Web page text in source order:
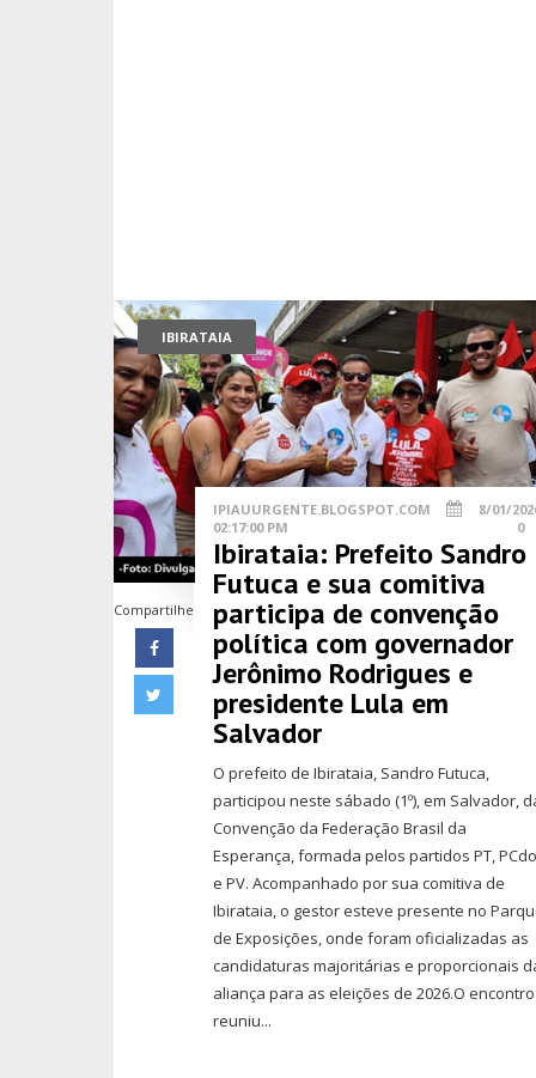
IBIRATAIA
Compartilhe
IPIAUURGENTE.BLOGSPOT.COM
8/01/
02:17:00 PM
0
Ibirataia: Prefeito Sandro
Futuca e sua comitiva
participa de convenção
política com governador
Jerônimo Rodrigues e
presidente Lula em
Salvador
O prefeito de Ibirataia, Sandro Futuca,
participou neste sábado (1º), em Salvador,
Convenção da Federação Brasil da
Esperança, formada pelos partidos PT,
e PV. Acompanhado por sua comitiva de
Ibirataia, o gestor esteve presente no
de Exposições, onde foram oficializadas as
candidaturas majoritárias e proporcionais
aliança para as eleições de 2026.O encontro
reuniu...